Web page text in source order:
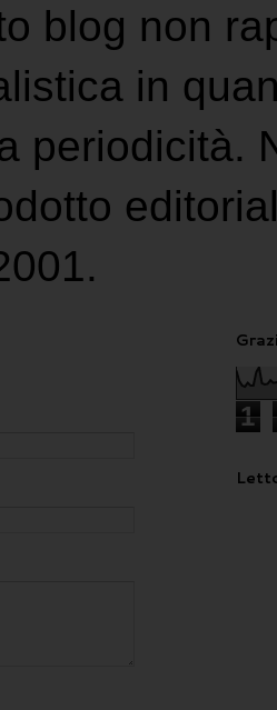
blog non
in
periodicità.
1